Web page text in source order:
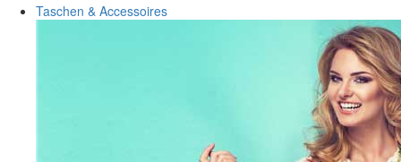
Taschen & Accessoires